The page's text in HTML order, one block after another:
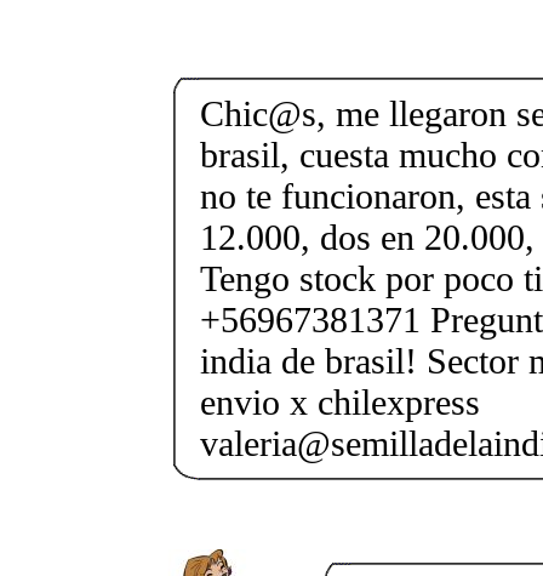
Chic@s, me llegaron
brasil, cuesta mucho
no te funcionaron,
12.000, dos en
Tengo stock por poco
+56967381371
india de brasil! Sector
envio x chilexpress